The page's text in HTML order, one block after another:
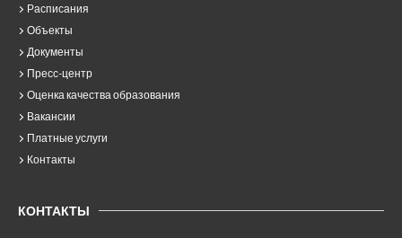
Расписания
Объекты
Документы
Пресс-центр
Оценка качества образования
Вакансии
Платные услуги
Контакты
КОНТАКТЫ